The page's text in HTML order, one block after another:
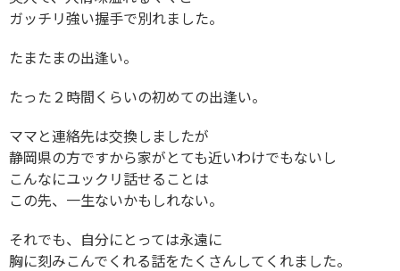
ガッチリ強い握手で別れました。
たまたまの出逢い。
たった２時間くらいの初めての出逢い。
ママと連絡先は交換しましたが
静岡県の方ですから家がとても近いわけでもないし
こんなにユックリ話せることは
この先、一生ないかもしれない。
それでも、自分にとっては永遠に
胸に刻みこんでくれる話をたくさんしてくれました。